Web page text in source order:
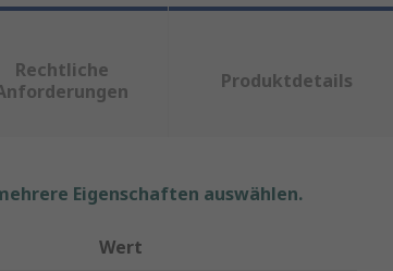
Rechtliche
Produktdetails
Eigenschaften auswählen.
Wert